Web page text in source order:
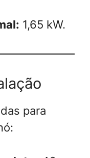
1,65 kW.
para